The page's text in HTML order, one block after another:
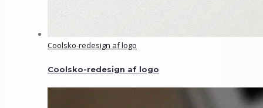
Coolsko-redesign af logo
Coolsko-redesign af logo